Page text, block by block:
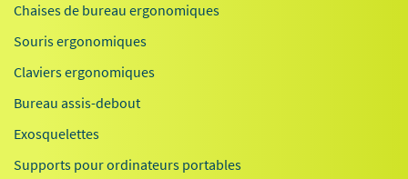
Chaises de bureau ergonomiques
Souris ergonomiques
Claviers ergonomiques
Bureau assis-debout
Exosquelettes
Supports pour ordinateurs portables